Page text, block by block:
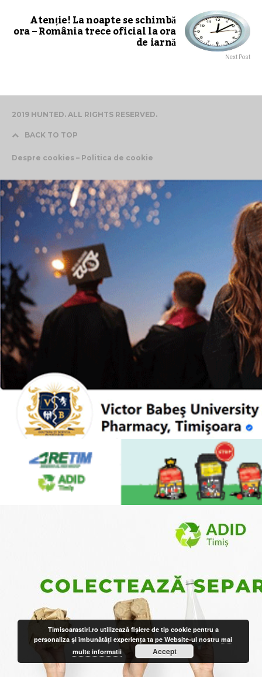
Atenție! La noapte se schimbă
ora – România trece oficial la ora
de iarnă
Next Post
2019 HUNTED. ALL RIGHTS RESERVED.
BACK TO TOP
Despre cookies – Politica de cookie
Timisoarastiri.ro utilizează fişiere de tip cookie pentru a
personaliza și îmbunătăți experiența ta pe Website-ul nostrumai
multe informatii
Accept